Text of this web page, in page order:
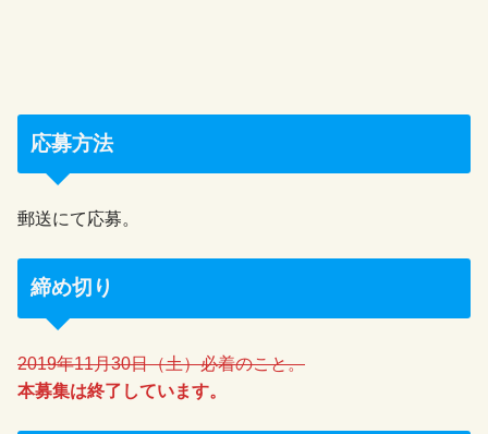
応募方法
郵送にて応募。
締め切り
2019年11月30日（土）必着のこと。
本募集は終了しています。